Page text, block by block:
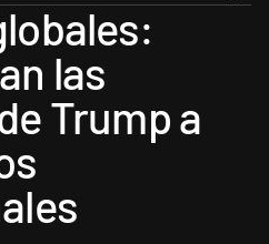
las
Trump a